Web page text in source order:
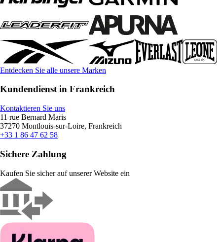
Entdecken Sie alle unsere Marken
Kundendienst in Frankreich
Kontaktieren Sie uns
11 rue Bernard Maris
37270 Montlouis-sur-Loire, Frankreich
+33 1 86 47 62 58
Sichere Zahlung
Kaufen Sie sicher auf unserer Website ein